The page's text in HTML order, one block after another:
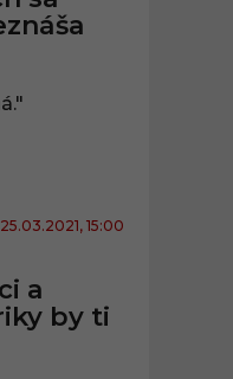
25.03.2021, 15:00
a
by ti